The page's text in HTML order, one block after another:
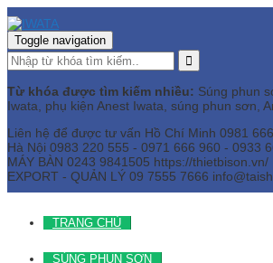
Toggle navigation
Từ khóa được tìm kiếm nhiều: Súng phun
Iwata, phụ kiện Anest Iwata, súng phun sơn,
Liên hệ để được tư vấn Hồ Chí Minh 0981
Hà Nội 0983 220 555 - 0971 666 960 - 0933
MÁY BÀN 0243 9841505 https://thietbison.vn/
EXPORT - QUẢN LÝ 09 7555 7666
TRANG CHỦ
SÚNG PHUN SƠN